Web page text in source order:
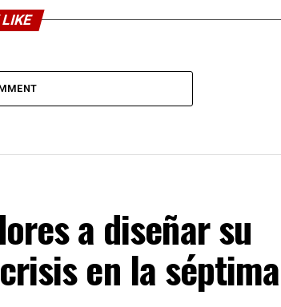
LIKE
a diseñar su
en la séptima